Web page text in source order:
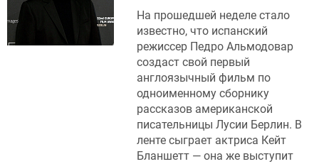
На прошедшей неделе стало
известно, что испанский
режиссер Педро Альмодовар
создаст свой первый
англоязычный фильм по
одноименному сборнику
рассказов американской
писательницы Лусии Берлин. В
ленте сыграет актриса Кейт
Бланшетт — она же выступит